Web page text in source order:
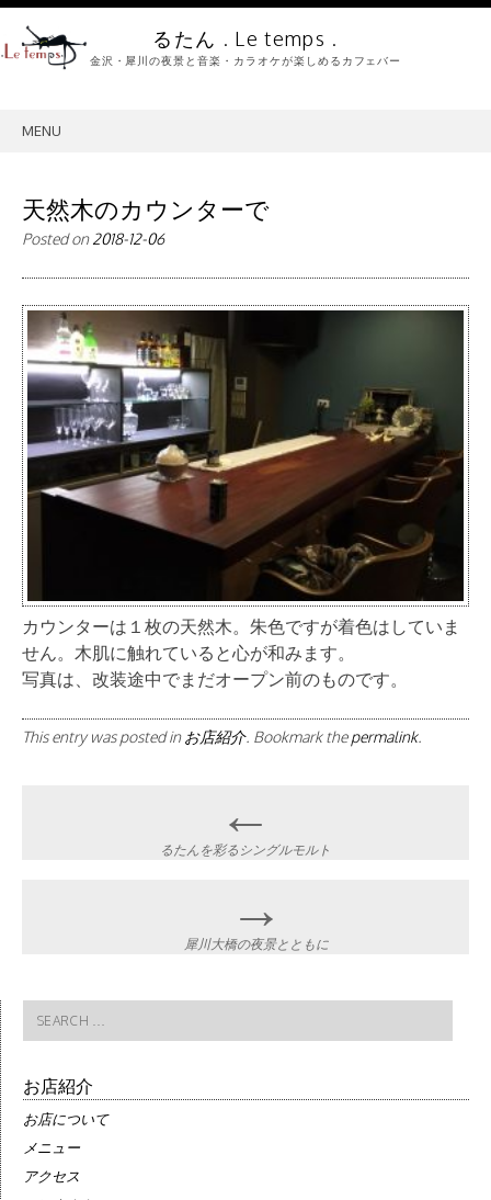
るたん . Le temps .
金沢・犀川の夜景と音楽・カラオケが楽しめるカフェバー
MENU
天然木のカウンターで
Posted on2018-12-06
カウンターは１枚の天然木。朱色ですが着色はしていま
せん。木肌に触れていると心が和みます。
写真は、改装途中でまだオープン前のものです。
This entry was posted in お店紹介. Bookmark thepermalink.
navigation
←
るたんを彩るシングルモルト
→
犀川大橋の夜景とともに
Search
for:
お店紹介
お店について
メニュー
アクセス